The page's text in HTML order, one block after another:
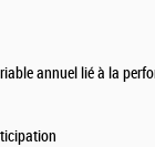
annuel lié à la